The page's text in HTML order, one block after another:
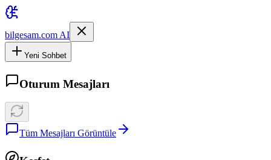
bilgesam.com AI
Yeni Sohbet
Oturum Mesajları
Tüm Mesajları Görüntüle